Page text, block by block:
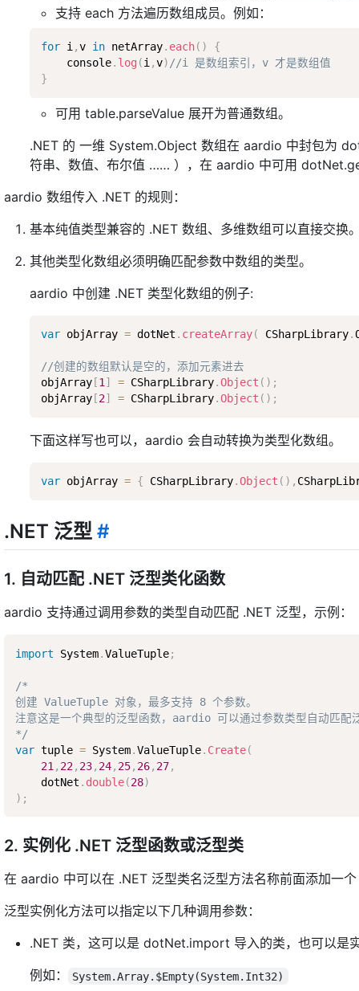
支持 each 方法遍历数组成员。例如：
for i,v in netArray. each( )
{
    console
. log (i,v)//i 是数组索引，v 才是数组值
}
可用 table.parseValue 展开为普通数组。
.NET 的 一维 System.Object 数组在 aardio 中封包为
符串、数值、布尔值 …… ），在 aardio 中可用
aardio 数组传入 .NET 的规则：
基本纯值类型兼容的 .NET 数组、多维数组可以直接交换
其他类型化数组必须明确匹配参数中数组的类型。
aardio 中创建 .NET 类型化数组的例子:
var objArray = dotNet . createArray( CSharpLibrary.
//创建的数组默认是空的，添加元素进去
objArray[1] = CSharpLibrary.Object ( ) ;
objArray[2] = CSharpLibrary.Object ( ) ;
下面这样写也可以，aardio 会自动转换为类型化数组。
var objArray = { CSharpLibrary.Object ( ) ,
.NET 泛型 #
1. 自动匹配 .NET 泛型类化函数
aardio 支持通过调用参数的类型自动匹配 .NET 泛型，示例：
import System.ValueTuple;
/*
创建 ValueTuple 对象，最多支持 8 个参数。
注意这是一个典型的泛型函数，aardio 可以通过参数类型自动匹配
*/
var tuple = System.ValueTuple. Create(
21 , 22, 23, 24, 25, 26, 27,
    dotNet
. double(28)
) ;
2. 实例化 .NET 泛型函数或泛型类
在 aardio 中可以在 .NET 泛型类名泛型方法名称前面添加一
泛型实例化方法可以指定以下几种调用参数：
.NET 类，这可以是 dotNet.import 导入的类，也可以是
例如：
System.Array.$Empty(System.Int32)